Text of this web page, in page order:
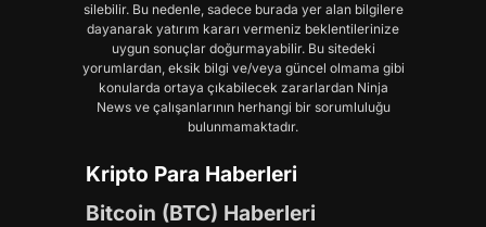
silebilir. Bu nedenle, sadece burada yer alan bilgilere
dayanarak yatırım kararı vermeniz beklentilerinize
uygun sonuçlar doğurmayabilir. Bu sitedeki
yorumlardan, eksik bilgi ve/veya güncel olmama gibi
konularda ortaya çıkabilecek zararlardan Ninja
News ve çalışanlarının herhangi bir sorumluluğu
bulunmamaktadır.
Kripto Para Haberleri
Bitcoin (BTC) Haberleri